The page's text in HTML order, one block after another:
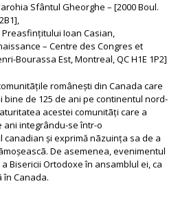
Sfântul Gheorghe – [2000 Boul.
Ioan Casian,
– Centre des Congres et
Bourassa Est, Montreal, QC H1E 1P2]
românești din Canada care
de 125 de ani pe continentul nord-
acestei comunitãți care a
ani integrându-se într-o
și exprimă nãzuința sa de a
De asemenea, evenimentul
Bisericii Ortodoxe în ansamblul ei, ca
Canada.